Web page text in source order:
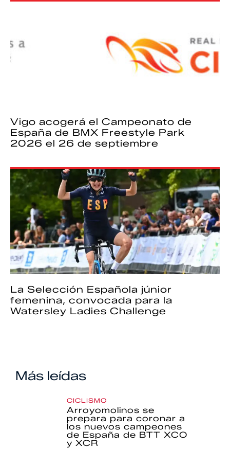
Vigo acogerá el Campeonato de
España de BMX Freestyle Park
2026 el 26 de septiembre
La Selección Española júnior
femenina, convocada para la
Watersley Ladies Challenge
Más leídas
CICLISMO
Arroyomolinos se
prepara para coronar a
los nuevos campeones
de España de BTT XCO
y XCR